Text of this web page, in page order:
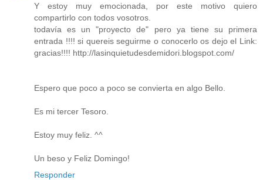
Y estoy muy emocionada, por este motivo quiero
compartirlo con todos vosotros.
todavía es un "proyecto de" pero ya tiene su primera
entrada !!!! si quereis seguirme o conocerlo os dejo el Link:
gracias!!!! http://lasinquietudesdemidori.blogspot.com/
Espero que poco a poco se convierta en algo Bello.
Es mi tercer Tesoro.
Estoy muy feliz. ^^
Un beso y Feliz Domingo!
Responder